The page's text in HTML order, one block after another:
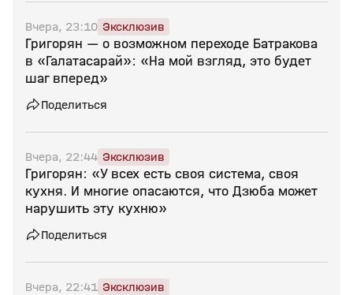
Вчера, 23:10 Эксклюзив
Григорян — о возможном переходе Батракова
в «Галатасарай»: «На мой взгляд, это будет
шаг вперед»
Поделиться
Вчера, 22:44 Эксклюзив
Григорян: «У всех есть своя система, своя
кухня. И многие опасаются, что Дзюба может
нарушить эту кухню»
Поделиться
Вчера, 22:41 Эксклюзив